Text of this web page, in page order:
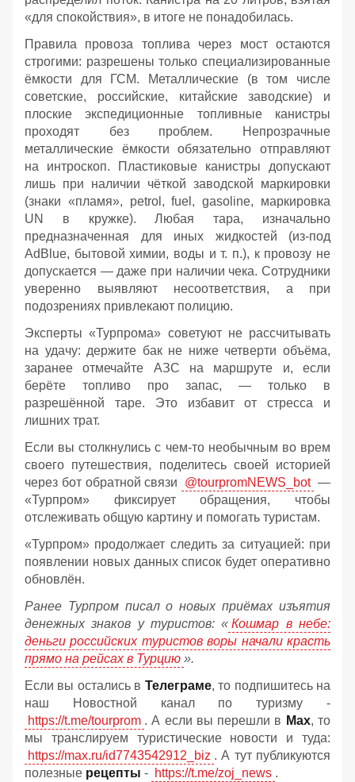
«для спокойствия», в итоге не понадобилась.
Правила провоза топлива через мост остаются
строгими: разрешены только специализированные
ёмкости для ГСМ. Металлические (в том числе
советские, российские, китайские заводские) и
плоские экспедиционные топливные канистры
проходят без проблем. Непрозрачные
металлические ёмкости обязательно отправляют
на интроскоп. Пластиковые канистры допускают
лишь при наличии чёткой заводской маркировки
(знаки «пламя», petrol, fuel, gasoline, маркировка
UN в кружке). Любая тара, изначально
предназначенная для иных жидкостей (из‑под
AdBlue, бытовой химии, воды и т. п.), к провозу не
допускается — даже при наличии чека. Сотрудники
уверенно выявляют несоответствия, а при
подозрениях привлекают полицию.
Эксперты «Турпрома» советуют не рассчитывать
на удачу: держите бак не ниже четверти объёма,
заранее отмечайте АЗС на маршруте и, если
берёте топливо про запас, — только в
разрешённой таре. Это избавит от стресса и
лишних трат.
Если вы столкнулись с чем-то необычным во врем
своего путешествия, поделитесь своей историей
через бот обратной связи
@tourpromNEWS_bot —
«Турпром» фиксирует обращения, чтобы
отслеживать общую картину и помогать туристам.
«Турпром» продолжает следить за ситуацией: при
появлении новых данных список будет оперативно
обновлён.
Ранее Турпром писал о новых приёмах изъятия
денежных знаков у туристов: « Кошмар в небе:
деньги российских туристов воры начали красть
прямо на рейсах в Турцию ».
Если вы остались в Телеграме, то подпишитесь на
наш Новостной канал по туризму -
https://t.me/tourprom . А если вы перешли в Мах, то
мы транслируем туристические новости и туда:
https://max.ru/id7743542912_biz . А тут публикуются
полезные рецепты - https://t.me/zoj_news .